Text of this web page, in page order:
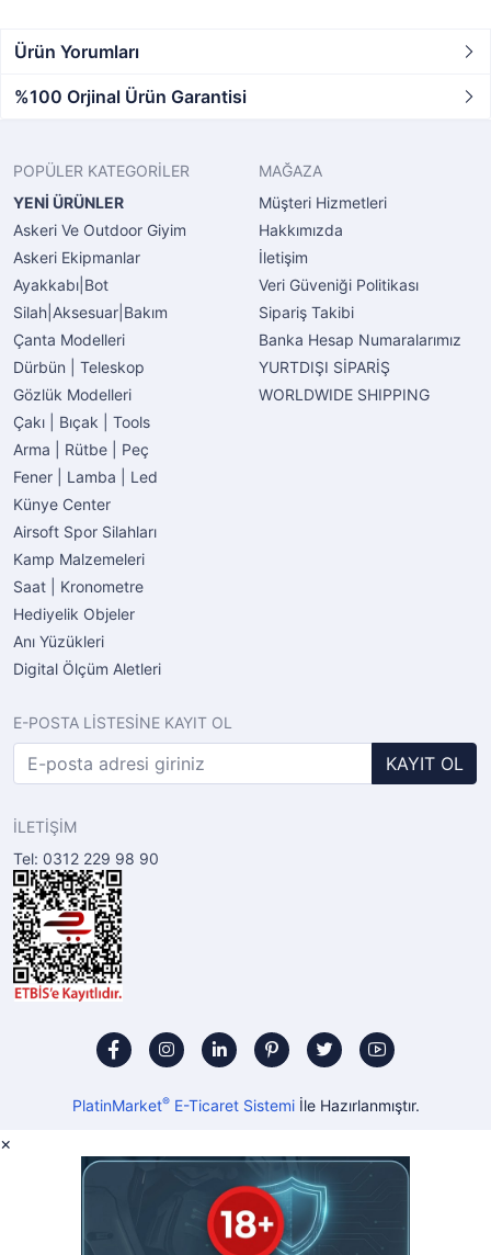
Ürün Yorumları
%100 Orjinal Ürün Garantisi
POPÜLER KATEGORİLER
YENİ ÜRÜNLER
Askeri Ve Outdoor Giyim
Askeri Ekipmanlar
Ayakkabı|Bot
Silah|Aksesuar|Bakım
Çanta Modelleri
Dürbün | Teleskop
Gözlük Modelleri
Çakı | Bıçak | Tools
Arma | Rütbe | Peç
Fener | Lamba | Led
Künye Center
Airsoft Spor Silahları
Kamp Malzemeleri
Saat | Kronometre
Hediyelik Objeler
Anı Yüzükleri
Digital Ölçüm Aletleri
MAĞAZA
Müşteri Hizmetleri
Hakkımızda
İletişim
Veri Güveniği Politikası
Sipariş Takibi
Banka Hesap Numaralarımız
YURTDIŞI SİPARİŞ
WORLDWIDE SHIPPING
E-POSTA LİSTESİNE KAYIT OL
KAYIT OL
İLETİŞİM
Tel: 0312 229 98 90
PlatinMarket®E-Ticaret Sistemiİle Hazırlanmıştır.
×